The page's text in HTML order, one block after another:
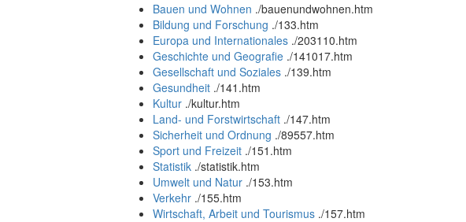
Bauen und Wohnen ./bauenundwohnen.htm
Bildung und Forschung ./133.htm
Europa und Internationales ./203110.htm
Geschichte und Geografie ./141017.htm
Gesellschaft und Soziales ./139.htm
Gesundheit ./141.htm
Kultur ./kultur.htm
Land- und Forstwirtschaft ./147.htm
Sicherheit und Ordnung ./89557.htm
Sport und Freizeit ./151.htm
Statistik ./statistik.htm
Umwelt und Natur ./153.htm
Verkehr ./155.htm
Wirtschaft, Arbeit und Tourismus ./157.htm